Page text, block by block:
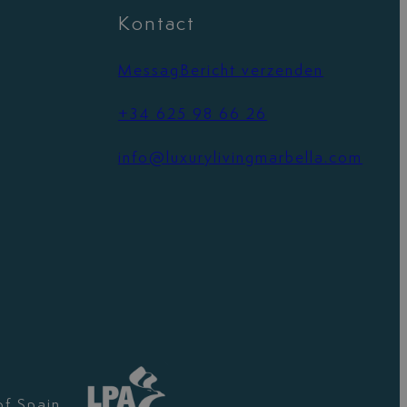
Kontact
MessagBericht verzenden
+34 625 98 66 26
info@luxurylivingmarbella.com